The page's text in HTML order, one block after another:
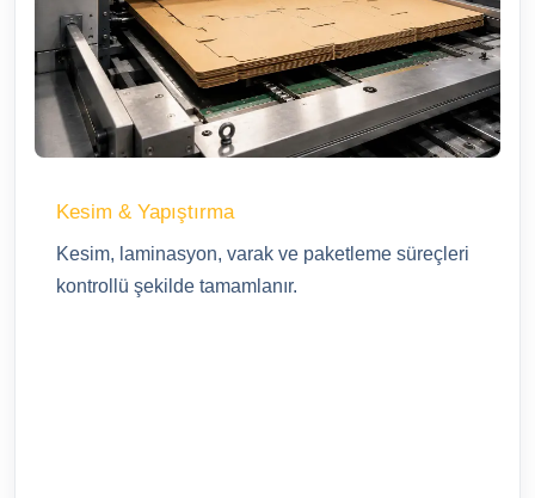
Kesim & Yapıştırma
Kesim, laminasyon, varak ve paketleme süreçleri
kontrollü şekilde tamamlanır.